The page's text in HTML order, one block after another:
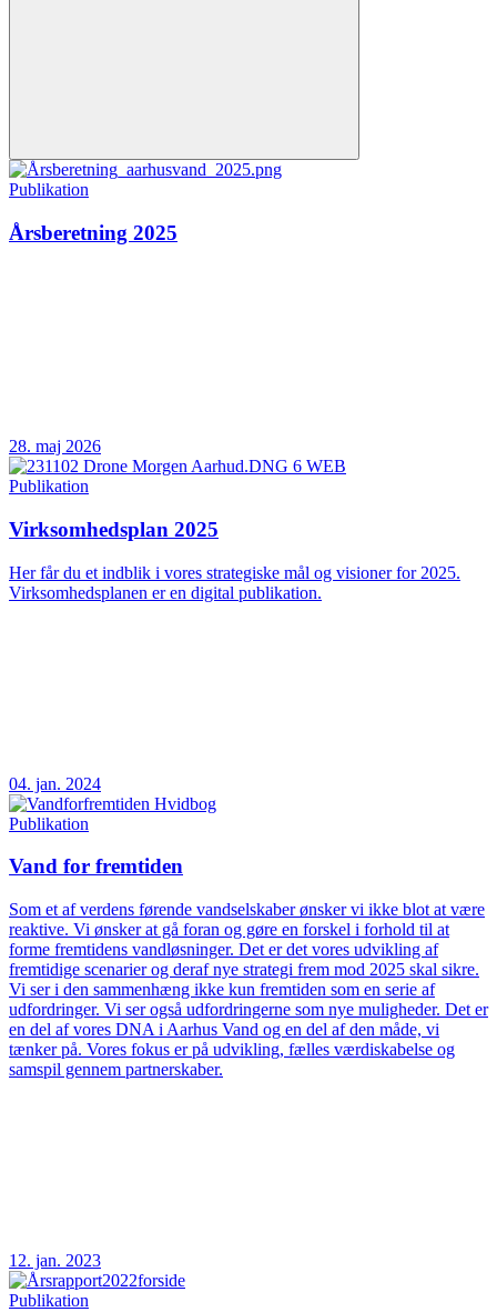
Publikation
Årsberetning 2025
28. maj 2026
Publikation
Virksomhedsplan 2025
Her får du et indblik i vores strategiske mål og visioner for 2025.
Virksomhedsplanen er en digital publikation.
04. jan. 2024
Publikation
Vand for fremtiden
Som et af verdens førende vandselskaber ønsker vi ikke blot at være
reaktive. Vi ønsker at gå foran og gøre en forskel i forhold til at
forme fremtidens vandløsninger. Det er det vores udvikling af
fremtidige scenarier og deraf nye strategi frem mod 2025 skal sikre.
Vi ser i den sammenhæng ikke kun fremtiden som en serie af
udfordringer. Vi ser også udfordringerne som nye muligheder. Det er
en del af vores DNA i Aarhus Vand og en del af den måde, vi
tænker på. Vores fokus er på udvikling, fælles værdiskabelse og
samspil gennem partnerskaber.
12. jan. 2023
Publikation